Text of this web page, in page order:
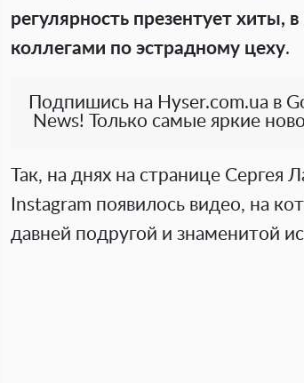
регулярность презентует хиты,
коллегами по эстрадному цеху.
Подпишись на Hyser.com.ua в
News! Только самые яркие
Так, на днях на странице Сергея
Instagram появилось видео, на
давней подругой и знаменитой